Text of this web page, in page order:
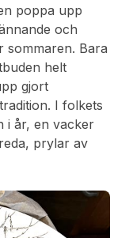
poppa upp
och
sommaren. Bara
helt
gjort
I folkets
i år, en vacker
prylar av